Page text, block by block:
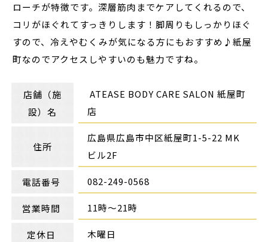
ローチが特徴です。深層筋肉までケアしてくれるので、
コリがほぐれてすっきりします！脚周りもしっかりほぐ
すので、冷えやむくみが気になる方にもおすすめ♪紙屋
町なのでアクセスしやすいのも魅力ですね。
店舗（施
設）名
ATEASE BODY CARE SALON 紙屋町
店
住所
広島県広島市中区紙屋町1-5-22 MK
ビル2F
電話番号 082-249-0568
営業時間 11時～21時
定休日 木曜日